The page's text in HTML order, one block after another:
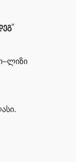
“
–ლიზი
.